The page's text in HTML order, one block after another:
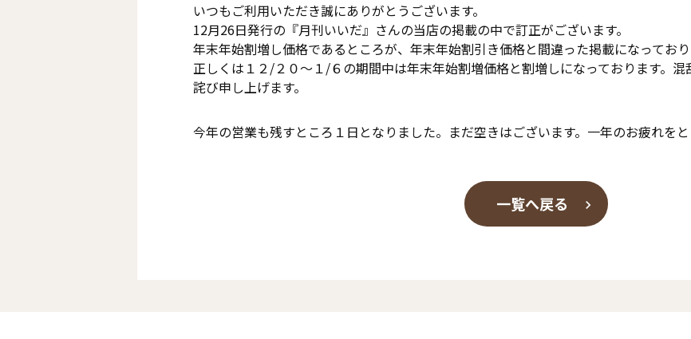
いつもご利用いただき誠にありがとうございます。
12月26日発行の『月刊いいだ』さんの当店の掲載の中で訂正がございます。
年末年始割増し価格であるところが、年末年始割引き価格と間違った掲載になっており
正しくは１２/２０～１/６の期間中は年末年始割増価格と割増しになっております。
詫び申し上げます。
今年の営業も残すところ１日となりました。まだ空きはございます。一年のお疲れをと
一覧へ戻る